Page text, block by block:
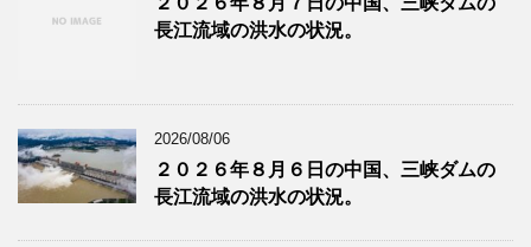
長江流域の洪水の状況。
2026/08/06
２０２６年８月６日の中国、三峡ダムの
長江流域の洪水の状況。